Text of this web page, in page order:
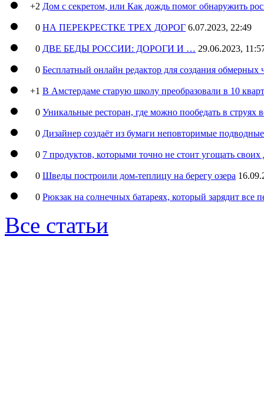
+2 Дом с секретом, или Как дождь помог обнаружить
0 НА ПЕРЕКРЕСТКЕ ТРЕХ ДОРОГ 6.07.2023, 22:49
0 ДВЕ БЕДЫ РОССИИ: ДОРОГИ И … 29.06.2023,
0 Бесплатный онлайн редактор для создания обмерных
+1 В Амстердаме старую школу преобразовали в 10
0 Уникальные ресторан, где можно пообедать в струях
0 Дизайнер создаёт из бумаги неповторимые
0 7 продуктов, которыми точно не стоит угощать
0 Шведы построили дом-теплицу на берегу озера
0 Рюкзак на солнечных батареях, который зарядит все
Все статьи